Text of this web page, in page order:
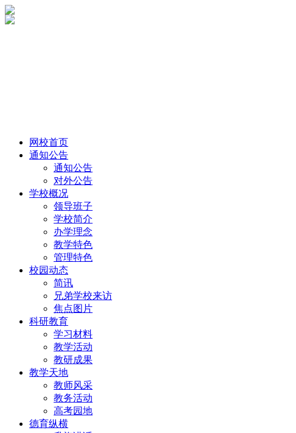
网校首页
通知公告
通知公告
对外公告
学校概况
领导班子
学校简介
办学理念
教学特色
管理特色
校园动态
简讯
兄弟学校来访
焦点图片
科研教育
学习材料
教学活动
教研成果
教学天地
教师风采
教务活动
高考园地
德育纵横